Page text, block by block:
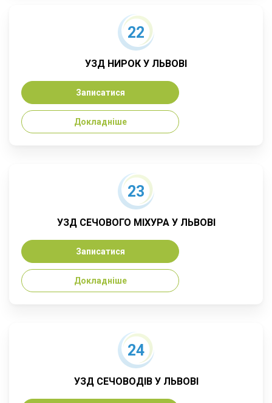
22
УЗД НИРОК У ЛЬВОВІ
Записатися
Докладніше
23
УЗД СЕЧОВОГО МІХУРА У ЛЬВОВІ
Записатися
Докладніше
24
УЗД СЕЧОВОДІВ У ЛЬВОВІ